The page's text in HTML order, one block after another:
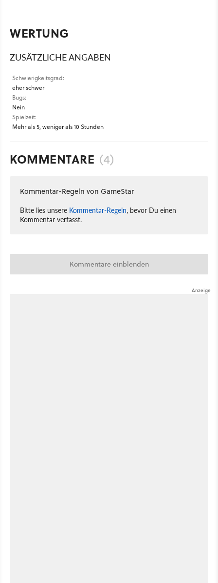
WERTUNG
ZUSÄTZLICHE ANGABEN
Schwierigkeitsgrad:
eher schwer
Bugs:
Nein
Spielzeit:
Mehr als 5, weniger als 10 Stunden
KOMMENTARE (4)
Kommentar-Regeln von GameStar
Bitte lies unsere Kommentar-Regeln, bevor Du einen
Kommentar verfasst.
Kommentare einblenden